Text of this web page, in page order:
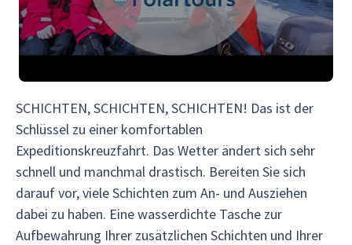
SCHICHTEN, SCHICHTEN, SCHICHTEN! Das ist der
Schlüssel zu einer komfortablen
Expeditionskreuzfahrt. Das Wetter ändert sich sehr
schnell und manchmal drastisch. Bereiten Sie sich
darauf vor, viele Schichten zum An- und Ausziehen
dabei zu haben. Eine wasserdichte Tasche zur
Aufbewahrung Ihrer zusätzlichen Schichten und Ihrer